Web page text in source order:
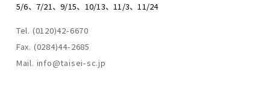
5/6、7/21、9/15、10/13、11/3、11/24
Tel. (0120)42-6670
Fax. (0284)44-2685
Mail. info@taisei-sc.jp